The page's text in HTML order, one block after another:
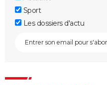
Sport
Les dossiers d'actu